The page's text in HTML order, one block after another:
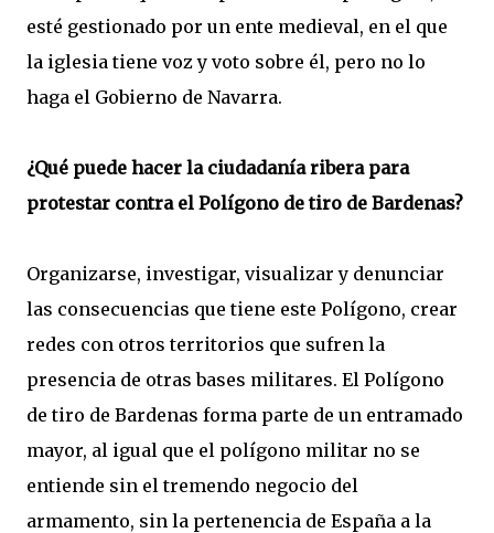
esté gestionado por un ente medieval, en el que
la iglesia tiene voz y voto sobre él, pero no lo
haga el Gobierno de Navarra.
¿Qué puede hacer la ciudadanía ribera para
protestar contra el Polígono de tiro de Bardenas?
Organizarse, investigar, visualizar y denunciar
las consecuencias que tiene este Polígono, crear
redes con otros territorios que sufren la
presencia de otras bases militares. El Polígono
de tiro de Bardenas forma parte de un entramado
mayor, al igual que el polígono militar no se
entiende sin el tremendo negocio del
armamento, sin la pertenencia de España a la